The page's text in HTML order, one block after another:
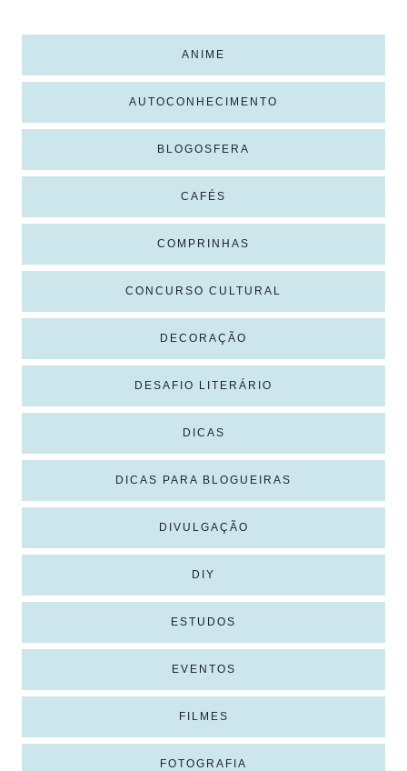
ANIME
AUTOCONHECIMENTO
BLOGOSFERA
CAFÉS
COMPRINHAS
CONCURSO CULTURAL
DECORAÇÃO
DESAFIO LITERÁRIO
DICAS
DICAS PARA BLOGUEIRAS
DIVULGAÇÃO
DIY
ESTUDOS
EVENTOS
FILMES
FOTOGRAFIA